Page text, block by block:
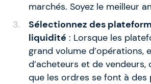
marchés. Soyez le meilleur
Sélectionnez des
liquidité : Lorsque les
grand volume d’opérations,
d’acheteurs et de
que les ordres se font à des